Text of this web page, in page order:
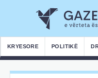
KRYESORE POLITIKË